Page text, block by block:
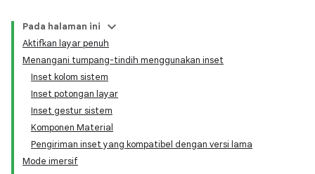
Pada halaman ini
Aktifkan layar penuh
Menangani tumpang-tindih menggunakan inset
Inset kolom sistem
Inset potongan layar
Inset gestur sistem
Komponen Material
Pengiriman inset yang kompatibel dengan versi lama
Mode imersif